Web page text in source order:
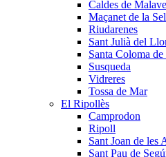
Caldes de
Maçanet de la
Riudarenes
Sant Julià del
Santa Coloma de
Susqueda
Vidreres
Tossa de Mar
El Ripollès
Camprodon
Ripoll
Sant Joan de les
Sant Pau de